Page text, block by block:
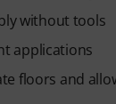
without tools
applications
floors and